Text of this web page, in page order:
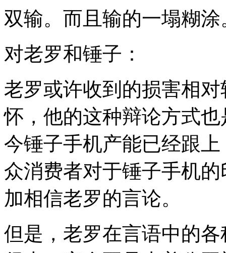
双输。而且输的一塌糊涂
对老罗和锤子：
老罗或许收到的损害相
怀，他的这种辩论方式
今锤子手机产能已经跟
众消费者对于锤子手机
加相信老罗的言论。
但是，老罗在言语中的